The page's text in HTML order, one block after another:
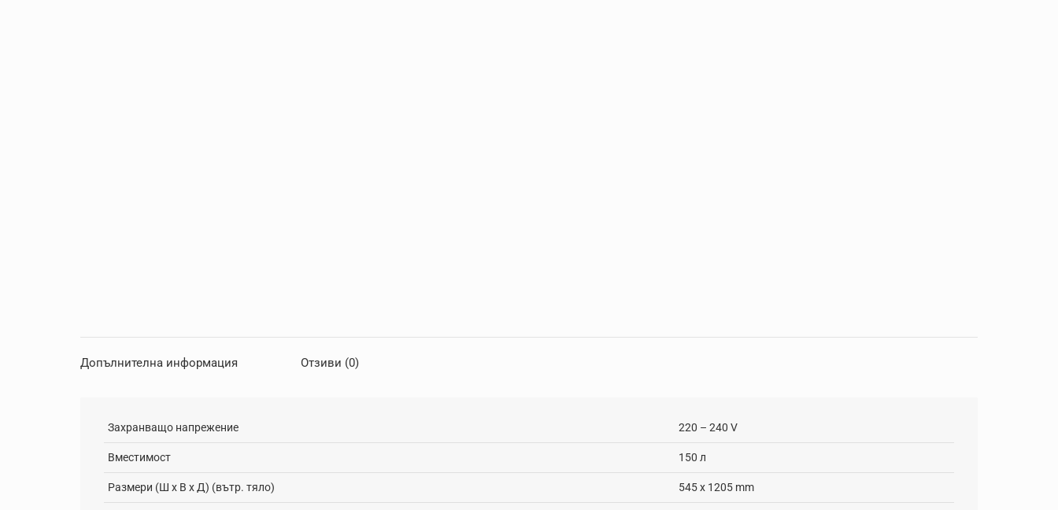
Допълнителна информация Отзиви (0)
Захранващо напрежение 220 – 240 V
Вместимост 150 л
Размери (Ш x В x Д) (вътр. тяло) 545 x 1205 mm